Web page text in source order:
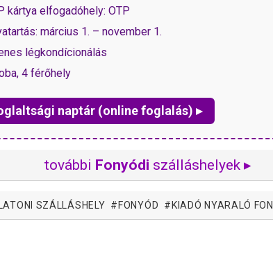
kártya elfogadóhely: OTP
március 1. – november 1.
légkondícionálás
4 férőhely
naptár (online foglalás) ▸
további Fonyódi szálláshelyek ▸
SZÁLLÁSHELY FONYÓD KIADÓ NYARALÓ